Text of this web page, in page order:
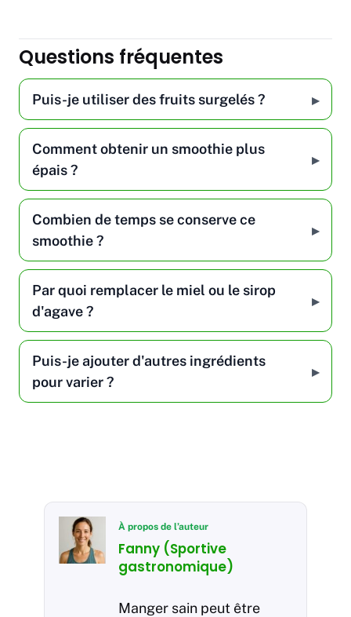
Questions fréquentes
Puis-je utiliser des fruits surgelés ?
Comment obtenir un smoothie plus
épais ?
Combien de temps se conserve ce
smoothie ?
Par quoi remplacer le miel ou le sirop
d'agave ?
Puis-je ajouter d'autres ingrédients
pour varier ?
À propos de l’auteur
Fanny (Sportive
gastronomique)
Manger sain peut être